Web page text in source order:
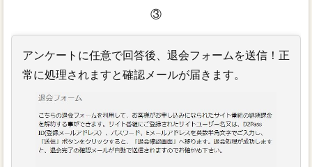
③
アンケートに任意で回答後、退会フォームを送信！正
常に処理されますと確認メールが届きます。